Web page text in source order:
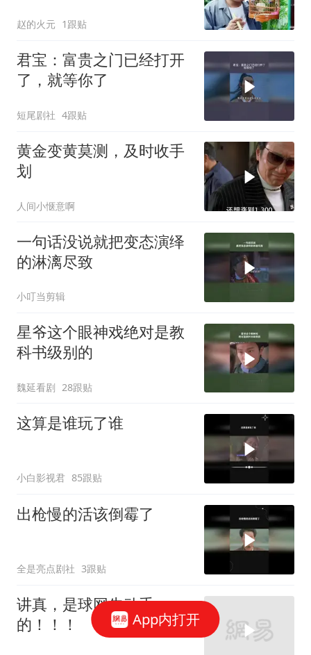
赵的火元 1跟贴
君宝：富贵之门已经打开
了，就等你了
短尾剧社 4跟贴
黄金变黄莫测，及时收手
划
人间小惬意啊
一句话没说就把变态演绎
的淋漓尽致
小叮当剪辑
星爷这个眼神戏绝对是教
科书级别的
魏延看剧 28跟贴
这算是谁玩了谁
小白影视君 85跟贴
出枪慢的活该倒霉了
全是亮点剧社 3跟贴
讲真，是球网先动手
的！！！
App内打开